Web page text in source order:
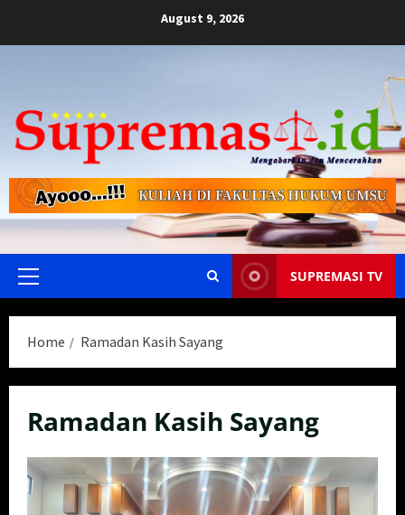
August 9, 2026
Primary
SUPREMASI TV
Home Ramadan Kasih Sayang
Ramadan Kasih Sayang